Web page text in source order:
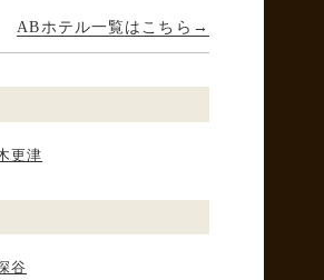
ABホテル一覧はこちら
更津
谷